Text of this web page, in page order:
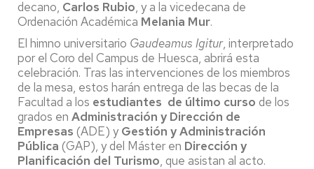
decano, Carlos Rubio, y a la vicedecana de
Ordenación Académica Melania Mur.
El himno universitario Gaudeamus Igitur, interpretado
por el Coro del Campus de Huesca, abrirá esta
celebración. Tras las intervenciones de los miembros
de la mesa, estos harán entrega de las becas de la
Facultad a los estudiantes de último curso de los
grados en Administración y Dirección de
Empresas (ADE) y Gestión y Administración
Pública (GAP), y del Máster en Dirección y
Planificación del Turismo, que asistan al acto.